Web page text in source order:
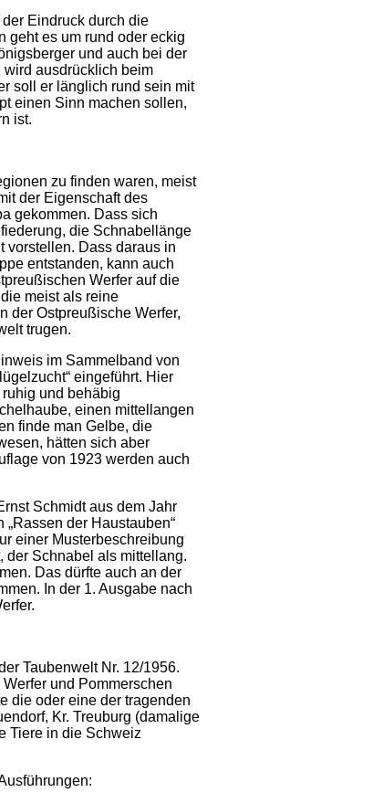
Eindruck durch die
geht es um rund oder eckig
und auch bei der
wird ausdrücklich beim
soll er länglich rund sein mit
einen Sinn machen sollen,
ist.
zu finden waren, meist
der Eigenschaft des
gekommen. Dass sich
die Schnabellänge
vorstellen. Dass daraus in
entstanden, kann auch
Werfer auf die
meist als reine
der Ostpreußische Werfer,
trugen.
im Sammelband von
eingeführt. Hier
und behäbig
einen mittellangen
finde man Gelbe, die
hätten sich aber
von 1923 werden auch
Schmidt aus dem Jahr
der Haustauben“
einer Musterbeschreibung
der Schnabel als mittellang.
Das dürfte auch an der
In der 1. Ausgabe nach
Taubenwelt Nr. 12/1956.
und Pommerschen
die oder eine der tragenden
Kr. Treuburg (damalige
Tiere in die Schweiz